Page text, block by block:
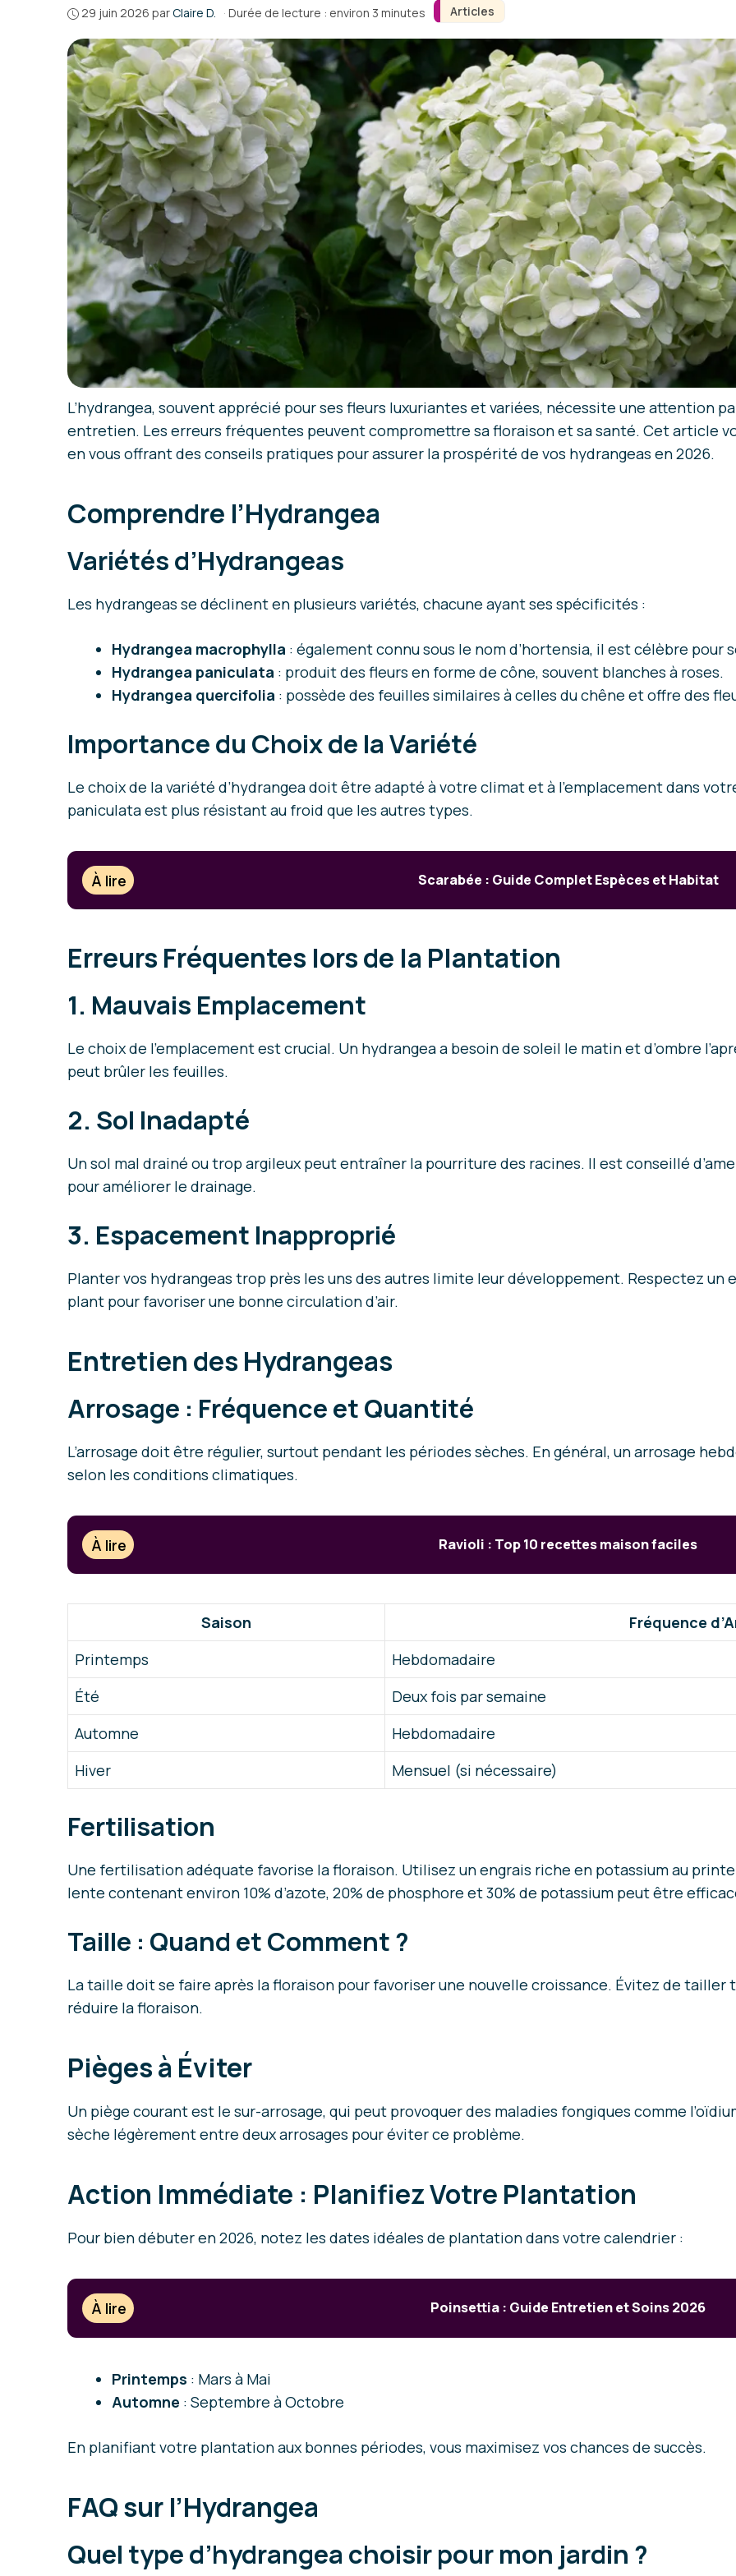
Articles
29 juin 2026 parClaire D. · Durée de lecture : environ 3 minutes
L’hydrangea, souvent apprécié pour ses fleurs luxuriantes et variées, nécessite une attention
entretien. Les erreurs fréquentes peuvent compromettre sa floraison et sa santé. Cet article
en vous offrant des conseils pratiques pour assurer la prospérité de vos hydrangeas en 2026.
Comprendre l’Hydrangea
Variétés d’Hydrangeas
Les hydrangeas se déclinent en plusieurs variétés, chacune ayant ses spécificités :
Hydrangea macrophylla : également connu sous le nom d’hortensia, il est célèbre pour
Hydrangea paniculata : produit des fleurs en forme de cône, souvent blanches à roses.
Hydrangea quercifolia : possède des feuilles similaires à celles du chêne et offre des
Importance du Choix de la Variété
Le choix de la variété d’hydrangea doit être adapté à votre climat et à l’emplacement dans
paniculata est plus résistant au froid que les autres types.
À lire Scarabée : Guide Complet Espèces et Habitat
Erreurs Fréquentes lors de la Plantation
1. Mauvais Emplacement
Le choix de l’emplacement est crucial. Un hydrangea a besoin de soleil le matin et d’ombre
peut brûler les feuilles.
2. Sol Inadapté
Un sol mal drainé ou trop argileux peut entraîner la pourriture des racines. Il est conseillé
pour améliorer le drainage.
3. Espacement Inapproprié
Planter vos hydrangeas trop près les uns des autres limite leur développement. Respectez un
plant pour favoriser une bonne circulation d’air.
Entretien des Hydrangeas
Arrosage : Fréquence et Quantité
L’arrosage doit être régulier, surtout pendant les périodes sèches. En général, un arrosage
selon les conditions climatiques.
À lire Ravioli : Top 10 recettes maison faciles
Saison
Fréquence
Printemps
Hebdomadaire
Été
Deux fois par semaine
Automne
Hebdomadaire
Hiver
Mensuel (si nécessaire)
Fertilisation
Une fertilisation adéquate favorise la floraison. Utilisez un engrais riche en potassium au
lente contenant environ 10% d’azote, 20% de phosphore et 30% de potassium peut être
Taille : Quand et Comment ?
La taille doit se faire après la floraison pour favoriser une nouvelle croissance. Évitez de
réduire la floraison.
Pièges à Éviter
Un piège courant est le sur-arrosage, qui peut provoquer des maladies fongiques comme
sèche légèrement entre deux arrosages pour éviter ce problème.
Action Immédiate : Planifiez Votre Plantation
Pour bien débuter en 2026, notez les dates idéales de plantation dans votre calendrier :
À lire Poinsettia : Guide Entretien et Soins 2026
Printemps : Mars à Mai
Automne : Septembre à Octobre
En planifiant votre plantation aux bonnes périodes, vous maximisez vos chances de succès.
FAQ sur l’Hydrangea
Quel type d’hydrangea choisir pour mon jardin ?